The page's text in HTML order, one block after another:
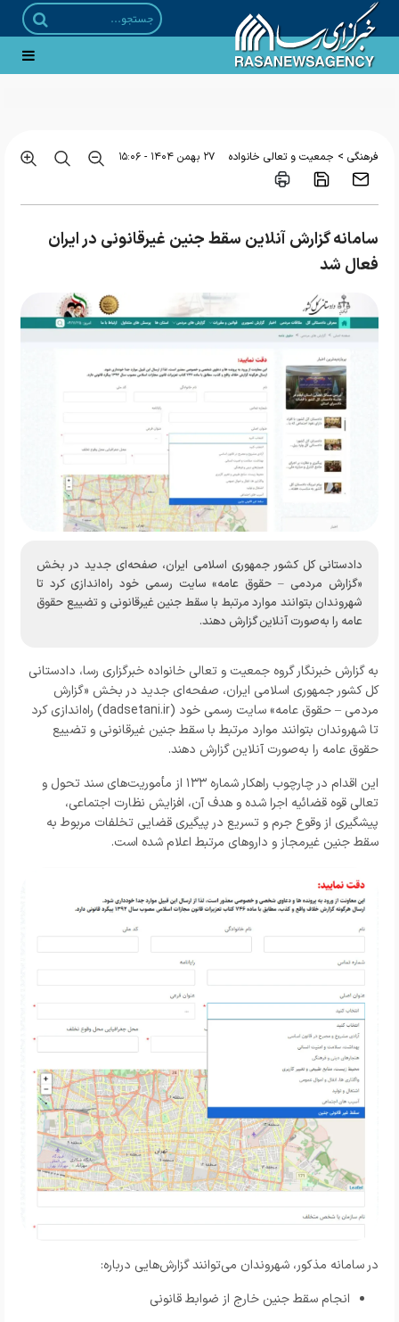
فرهنگی > جمعیت و تعالی خانواده ۲۷ بهمن ۱۴۰۴ - ۱۵:۰۶
سامانه گزارش آنلاین سقط جنین غیرقانونی در ایران
فعال شد
دادستانی کل کشور جمهوری اسلامی ایران، صفحه‌ای جدید در بخش
«گزارش مردمی – حقوق عامه» سایت رسمی خود راه‌اندازی کرد تا
شهروندان بتوانند موارد مرتبط با سقط جنین غیرقانونی و تضییع حقوق
عامه را به‌صورت آنلاین گزارش دهند.
به گزارش خبرنگارگروه جمعیت و تعالی خانواده خبرگزاری رسا، دادستانی
کل کشور جمهوری اسلامی ایران، صفحه‌ای جدید در بخش «گزارش
مردمی – حقوق عامه» سایت رسمی خود (dadsetani.ir) راه‌اندازی کرد
تا شهروندان بتوانند موارد مرتبط با سقط جنین غیرقانونی و تضییع
حقوق عامه را به‌صورت آنلاین گزارش دهند.
این اقدام در چارچوب راهکار شماره ۱۳۳ از مأموریت‌های سند تحول و
تعالی قوه قضائیه اجرا شده و هدف آن، افزایش نظارت اجتماعی،
پیشگیری از وقوع جرم و تسریع در پیگیری قضایی تخلفات مربوط به
سقط جنین غیرمجاز و داروهای مرتبط اعلام شده است.
در سامانه مذکور، شهروندان می‌توانند گزارش‌هایی درباره:
انجام سقط جنین خارج از ضوابط قانونی